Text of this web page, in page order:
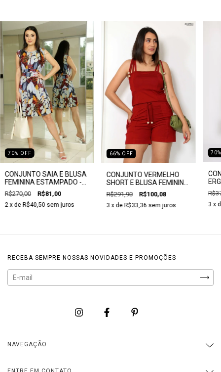
70% OFF
CONJUNTO SAIA E BLUSA
FEMININA ESTAMPADO -
CLARA ASSIS
R$270,00 R$81,00
2 x de R$40,50 sem juros
66% OFF
CONJUNTO VERMELHO
SHORT E BLUSA FEMININA
- CLARA ASSIS
R$291,90 R$100,08
3 x de R$33,36 sem juros
70
3 x
RECEBA SEMPRE NOSSAS NOVIDADES E PROMOÇÕES
NAVEGAÇÃO